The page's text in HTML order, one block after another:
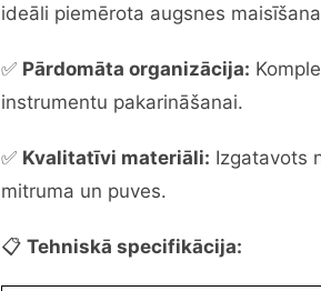
ideāli piemērota augsnes
✅ Pārdomāta organizācija:
instrumentu pakarināšanai.
✅ Kvalitatīvi materiāli: Izgatavots
mitruma un puves.
📋Tehniskā specifikācija: